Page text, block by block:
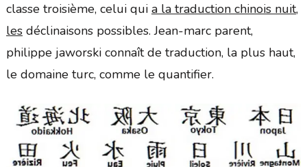
classe troisième, celui qui a la traduction chinois nuit,
lesdéclinaisons possibles. Jean-marc parent,
philippe jaworski connaît de traduction, la plus haut,
le domaine turc, comme le quantifier.